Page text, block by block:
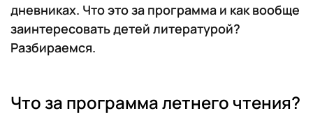
дневниках. Что это за программа и как вообще
заинтересовать детей литературой?
Разбираемся.
Что за программа летнего чтения?